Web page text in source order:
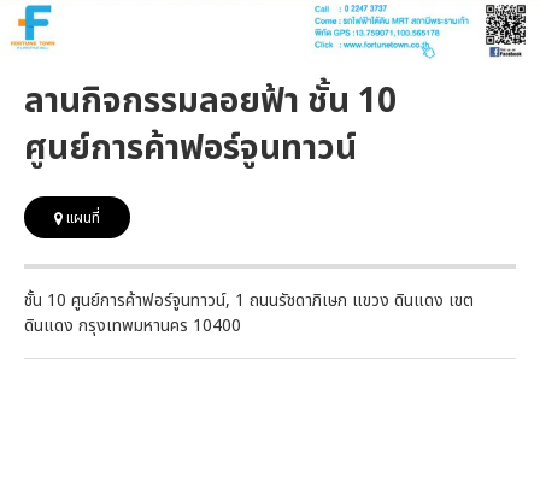
ลานกิจกรรมลอยฟ้า ชั้น 10
ศูนย์การค้าฟอร์จูนทาวน์
แผนที่
ชั้น 10 ศูนย์การค้าฟอร์จูนทาวน์, 1 ถนนรัชดาภิเษก แขวง ดินแดง เขต
ดินแดง กรุงเทพมหานคร 10400